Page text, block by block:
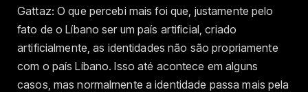
Gattaz: O que percebi mais foi que, justamente pelo
fato de o Líbano ser um país artificial, criado
artificialmente, as identidades não são propriamente
com o país Líbano. Isso até acontece em alguns
casos, mas normalmente a identidade passa mais pela